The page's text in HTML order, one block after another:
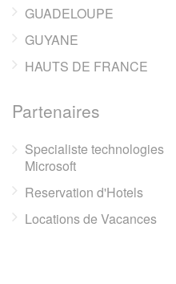
GUADELOUPE
GUYANE
HAUTS DE FRANCE
Partenaires
Specialiste technologies
Microsoft
Reservation d'Hotels
Locations de Vacances